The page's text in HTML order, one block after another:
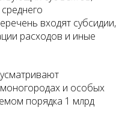
входят субсидии,
расходов и иные
и особых
порядка 1 млрд